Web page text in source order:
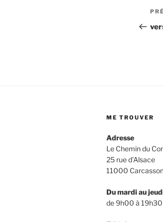
ME TROUVER
Adresse
Le Chemin du
25 rue d’Alsace
11000
Du mardi au
de 9h00 à 19h30